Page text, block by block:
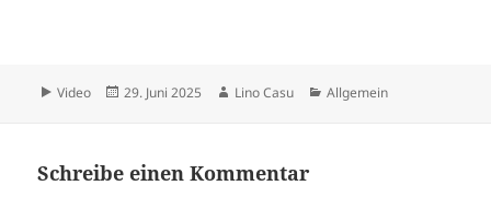
Die Fachzeitschrift «Scientific
Reports» hat die Resultate
leiden unter starker sozialer
Stigmatisierung. Zusätzlich
Format
Video
Veröffentlicht
29. Juni 2025 Autor
Lino Casu Kategorien
Allgemein
Schreibe einen Kommentar